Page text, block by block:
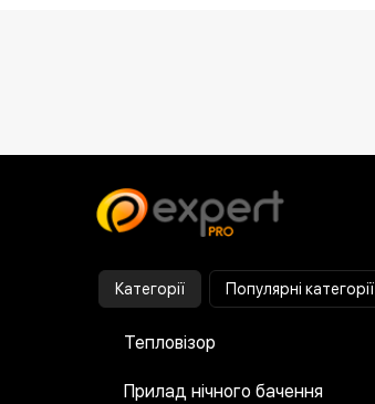
Категорії Популярні категорії
Тепловізор
Прилад нічного бачення